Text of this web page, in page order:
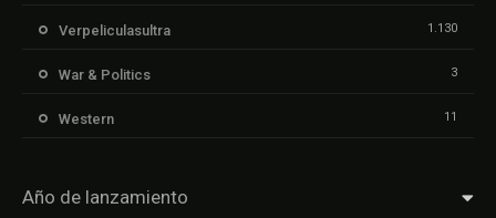
Verpeliculasultra 1.130
War & Politics 3
Western 11
Año de lanzamiento